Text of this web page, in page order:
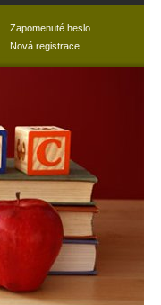
Zapomenuté heslo
Nová registrace